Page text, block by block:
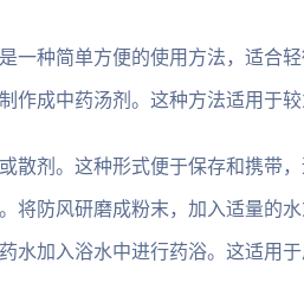
一种简单方便的使用方法，适合
作成中药汤剂。这种方法适用于
散剂。这种形式便于保存和携带
将防风研磨成粉末，加入适量的
水加入浴水中进行药浴。这适用